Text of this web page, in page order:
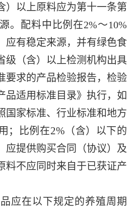
）以上原料应为第十一条第
。配料中比例在2%～10%
应有稳定来源，并有绿色食
级（含）以上检测机构出具
要求的产品检验报告，检验
品适用标准目录》执行，如
国家标准、行业标准和地方
；比例在2% （含）以下的
应提供购买合同（协议）及
料不应同时来自于已获证产
品应在以下规定的养殖周期